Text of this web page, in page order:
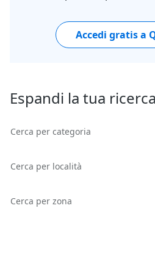
Accedi gratis a
Espandi la tua ricerca
Cerca per categoria
Cerca per località
Cerca per zona